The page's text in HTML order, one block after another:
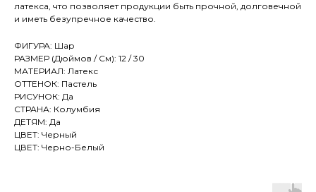
латекса, что позволяет продукции быть прочной, долговечной
и иметь безупречное качество.
ФИГУРА: Шар
РАЗМЕР (Дюймов / См): 12 / 30
МАТЕРИАЛ: Латекс
ОТТЕНОК: Пастель
РИСУНОК: Да
СТРАНА: Колумбия
ДЕТЯМ: Да
ЦВЕТ: Черный
ЦВЕТ: Черно-Белый